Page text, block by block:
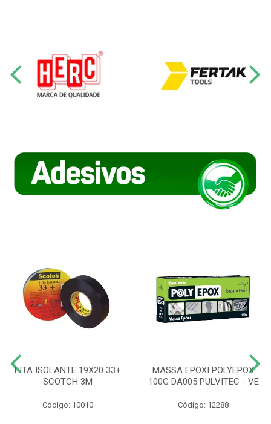
FITA ISOLANTE 19X20 33+
SCOTCH 3M
Código: 10010
MASSA EPOXI POLYEPOX
100G DA005 PULVITEC - VE
Código: 12288